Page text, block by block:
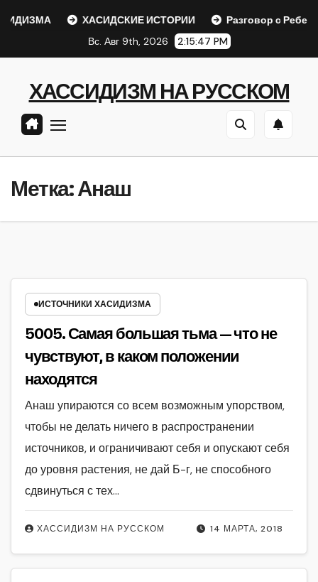
ХАСИДСКИЕ ИСТОРИИ Разговор с Ребе
Вс. Авг 9th, 2026
2:15:47 PM
ХАССИДИЗМ НА РУССКОМ
Метка:Анаш
ИСТОЧНИКИ ХАСИДИЗМА
5005. Самая большая тьма — что не
чувствуют, в каком положении
находятся
14 МАРТА, 2018
ХАССИДИЗМ НА РУССКОМ
Анаш упираются со всем возможным упорством,
чтобы не делать ничего в распространении
источников, и ограничивают себя и опускают себя
до уровня растения, не дай Б-г, не способного
сдвинуться с тех…